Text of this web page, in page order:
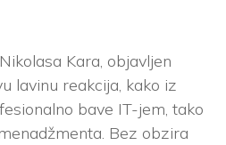
Kara, objavljen
lavinu reakcija, kako iz
bave IT-jem, tako
Bez obzira